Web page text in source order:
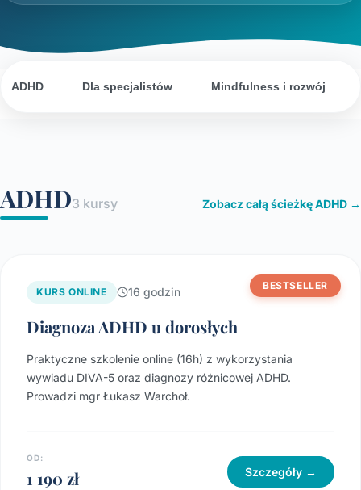
ADHD Dla specjalistów Mindfulness i rozwój
ADHD3 kursy Zobacz całą ścieżkę ADHD →
BESTSELLER
KURS ONLINE 16 godzin
Diagnoza ADHD u dorosłych
Praktyczne szkolenie online (16h) z wykorzystania
wywiadu DIVA-5 oraz diagnozy różnicowej ADHD.
Prowadzi mgr Łukasz Warchoł.
OD:
1 190 zł Szczegóły →